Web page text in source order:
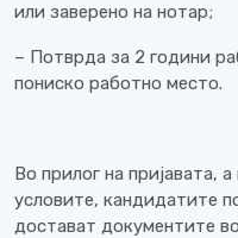
или заверено на нотар;
– Потврда за 2 години
пониско работно место.
Во прилог на пријавата,
условите, кандидатите
достават документите